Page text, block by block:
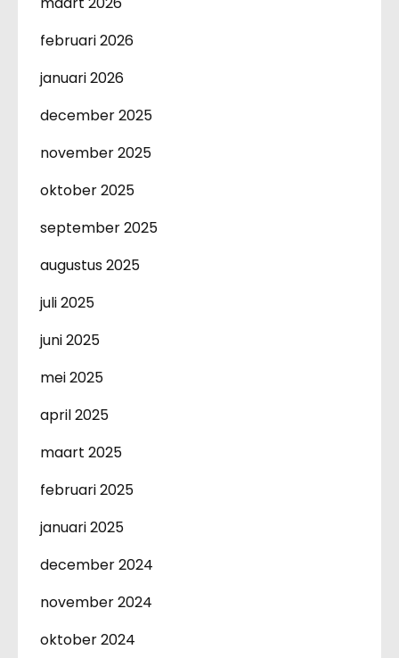
februari 2026
januari 2026
december 2025
november 2025
oktober 2025
september 2025
augustus 2025
juli 2025
juni 2025
mei 2025
april 2025
maart 2025
februari 2025
januari 2025
december 2024
november 2024
oktober 2024